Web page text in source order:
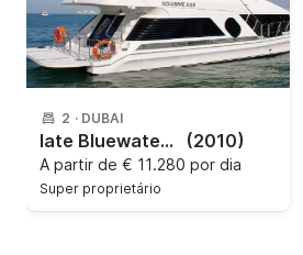
2 · DUBAI
Iate Bluewater Yacht (2010)
A partir de € 11.280 por dia
Super proprietário